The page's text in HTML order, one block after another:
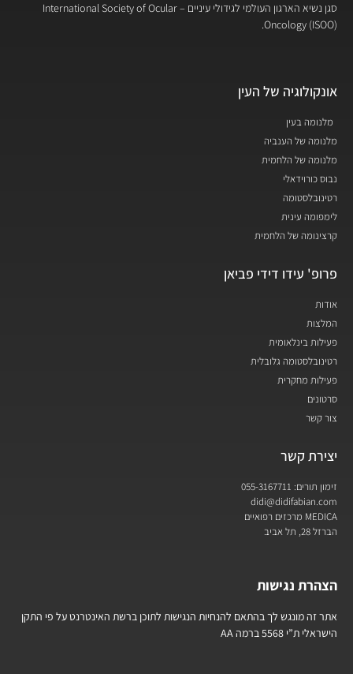
סגן נשיא הארגון העולמי לגידולי עיניים – International Society of Ocular
Oncology (ISOO).
אונקולוגיה של העין
מלנומה בעין
מלנומה של הענביה
מלנומה של הלחמית
נבוס כורוידאלי
רטינובלסטומה
לימפומה עינית
קרצינומה של הלחמית
פרופ' עידו דידי פביאן
אודות
המלצות
פעילות בינלאומית
רטינובלסטומה גלובלית
פעילות מחקרית
סרטונים
צור קשר
יצירת קשר
זימון תורים: 055-3167711
didi@didifabian.com
MEDICA מרכזים רפואיים
הברזל 28, תל אביב
הצהרת נגישות
אתר זה מונגש לך בהתאם להנחיות הנגישות לתוכן ברשת האינטרנט על פי התקן
הישראלי ת”י 5568 ברמה AA